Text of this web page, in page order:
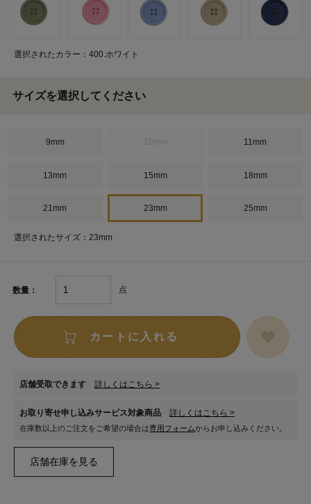
選択されたカラー：400.ホワイト
サイズを選択してください
9mm 11mm
13mm 15mm 18mm
21mm 23mm 25mm
選択されたサイズ：23mm
数量： 点
カートに入れる
店舗受取できます 詳しくはこちら >
お取り寄せ申し込みサービス対象商品 詳しくはこちら >
在庫数以上のご注文をご希望の場合は専用フォームからお申し込みください。